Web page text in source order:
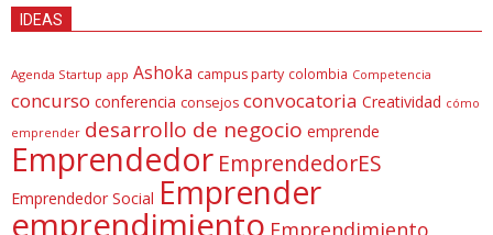
IDEAS
Agenda Startup app Ashoka campus party colombia Competencia
concurso conferencia consejos convocatoria Creatividad cómo
emprender desarrollo de negocio emprende
Emprendedor EmprendedorES
Emprendedor Social Emprender
emprendimiento Emprendimiento